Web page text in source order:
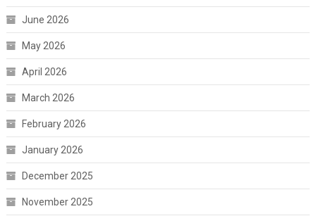
June 2026
May 2026
April 2026
March 2026
February 2026
January 2026
December 2025
November 2025